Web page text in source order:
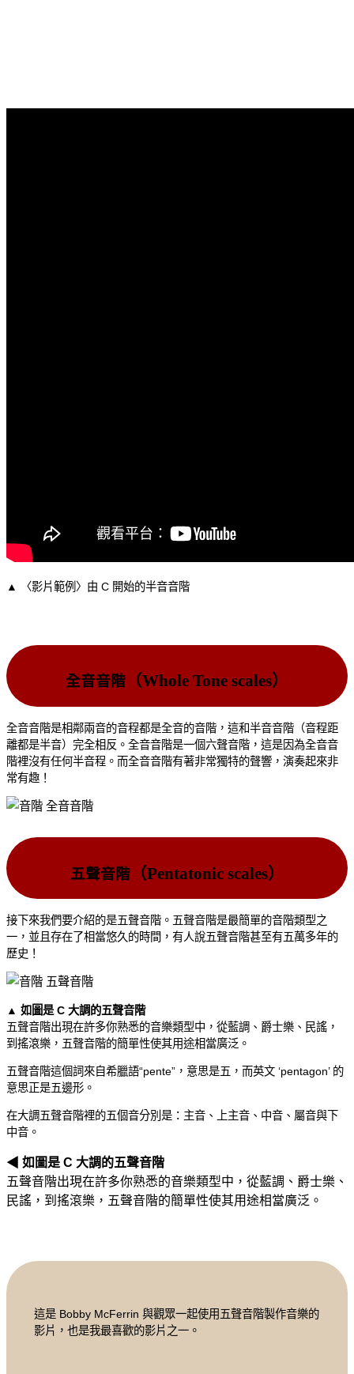
▲ 〈影片範例〉由 C 開始的半音音階
全音音階 （Whole Tone scales）
全音音階是相鄰兩音的音程都是全音的音階，這和半音音階（音程距
離都是半音）完全相反。全音音階是一個六聲音階，這是因為全音音
階裡沒有任何半音程。而全音音階有著非常獨特的聲響，演奏起來非
常有趣！
五聲音階（Pentatonic scales）
接下來我們要介紹的是五聲音階。五聲音階是最簡單的音階類型之
一，並且存在了相當悠久的時間，有人說五聲音階甚至有五萬多年的
歷史！
▲ 如圖是 C 大調的五聲音階
五聲音階出現在許多你熟悉的音樂類型中，從藍調、爵士樂、民謠，
到搖滾樂，五聲音階的簡單性使其用途相當廣泛。
五聲音階這個詞來自希臘語“pente”，意思是五，而英文 ‘pentagon’ 的
意思正是五邊形。
在大調五聲音階裡的五個音分別是：主音、上主音、中音、屬音與下
中音。
◀ 如圖是 C 大調的五聲音階
五聲音階出現在許多你熟悉的音樂類型中，從藍調、爵士樂、
民謠，到搖滾樂，五聲音階的簡單性使其用途相當廣泛。
這是 Bobby McFerrin 與觀眾一起使用五聲音階製作音樂的
影片，也是我最喜歡的影片之一。